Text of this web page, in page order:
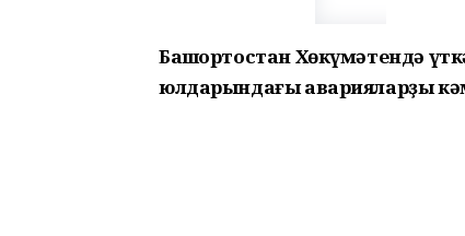
Башҡортостан Хөкүмәтендә
юлдарындағы аварияларҙы